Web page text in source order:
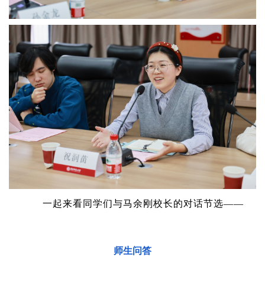
一起来看同学们与马余刚校长的对话节选——
师生问答